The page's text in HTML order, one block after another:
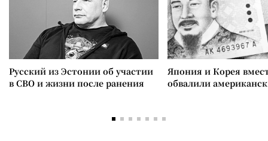
Русский из Эстонии об участии
в СВО и жизни после ранения
Япония и Корея
обвалили